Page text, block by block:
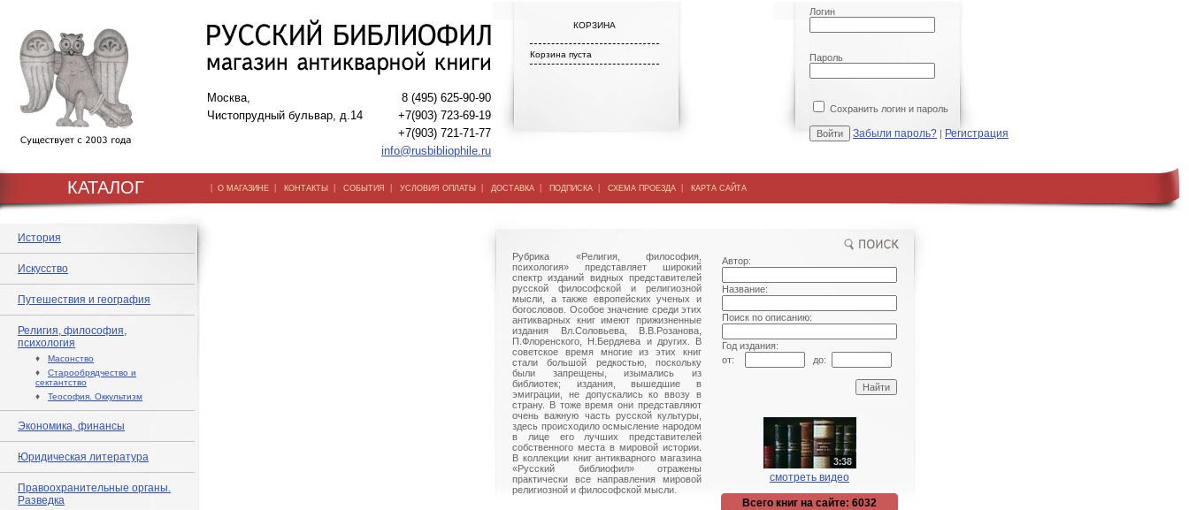
Москва,
Чистопрудный бульвар, д.14
8 (495) 625-90-90
+7(903) 723-69-19
+7(903) 721-71-77
info@rusbibliophile.ru
КОРЗИНА
Корзина пуста
Логин
Пароль
Сохранить логин и пароль
Забыли пароль? | Регистрация
КАТАЛОГ | О МАГАЗИНЕ | КОНТАКТЫ | СОБЫТИЯ | УСЛОВИЯ ОПЛАТЫ | ДОСТАВКА | ПОДПИСКА | СХЕМА ПРОЕЗДА | КАРТА САЙТА
История
Искусство
Путешествия и география
Религия, философия,
психология
♦ Масонство
♦ Старообрядчество и
сектантство
♦ Теософия. Оккультизм
Экономика, финансы
Юридическая литература
Правоохранительные органы.
Разведка
Рубрика «Религия, философия,
психология» представляет широкий
спектр изданий видных представителей
русской философской и религиозной
мысли, а также европейских ученых и
богословов. Особое значение среди этих
антикварных книг имеют прижизненные
издания Вл.Соловьева, В.В.Розанова,
П.Флоренского, Н.Бердяева и других. В
советское время многие из этих книг
стали большой редкостью, поскольку
были запрещены, изымались из
библиотек; издания, вышедшие в
эмиграции, не допускались ко ввозу в
страну. В тоже время они представляют
очень важную часть русской культуры,
здесь происходило осмысление народом
в лице его лучших представителей
собственного места в мировой истории.
В коллекции книг антикварного магазина
«Русский библиофил» отражены
практически все направления мировой
религиозной и философской мысли.
Автор:
Название:
Поиск по описанию:
Год издания:
от:
до:
смотреть видео
Всего книг на сайте: 6032